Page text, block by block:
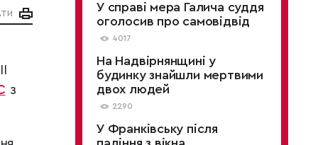
з
У справі мера Галича суддя
оголосив про самовідвід
4017
На Надвірнянщині у
будинку знайшли мертвими
двох людей
2290
У Франківську після